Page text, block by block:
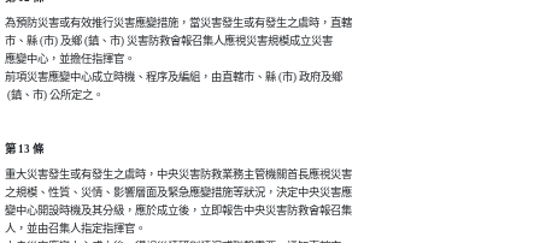
為預防災害或有效推行災害應變措施，當災害發生或有發生之虞時，直轄
市、縣 (市) 及鄉 (鎮、市) 災害防救會報召集人應視災害規模成立災害
應變中心，並擔任指揮官。
前項災害應變中心成立時機、程序及編組，由直轄市、縣 (市) 政府及鄉
(鎮、市) 公所定之。
第 13 條
重大災害發生或有發生之虞時，中央災害防救業務主管機關首長應視災害
之規模、性質、災情、影響層面及緊急應變措施等狀況，決定中央災害應
變中心開設時機及其分級，應於成立後，立即報告中央災害防救會報召集
人，並由召集人指定指揮官。